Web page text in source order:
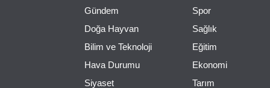
Gündem
Doğa Hayvan
Bilim ve Teknoloji
Hava Durumu
Siyaset
Spor
Sağlık
Eğitim
Ekonomi
Tarım